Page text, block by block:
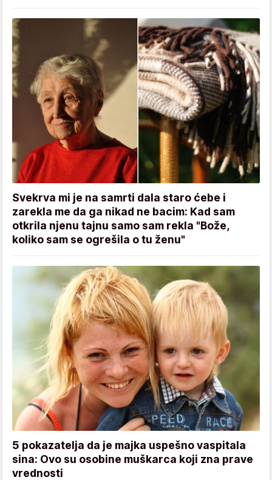
Svekrva mi je na samrti dala staro ćebe i
zarekla me da ga nikad ne bacim: Kad sam
otkrila njenu tajnu samo sam rekla "Bože,
koliko sam se ogrešila o tu ženu"
5 pokazatelja da je majka uspešno vaspitala
sina: Ovo su osobine muškarca koji zna prave
vrednosti